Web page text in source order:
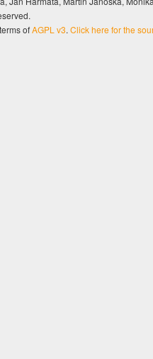
ofAGPL v3. Click here for the